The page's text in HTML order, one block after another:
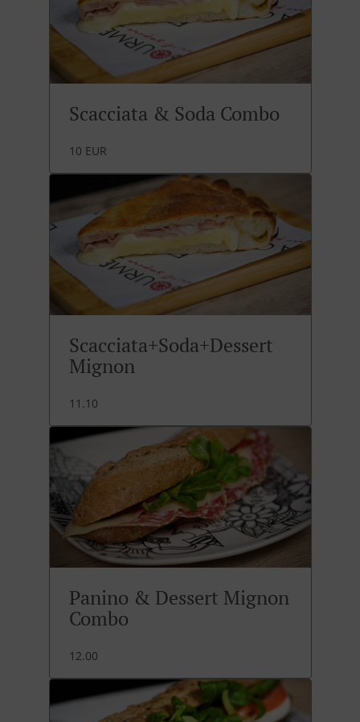
Scacciata & Soda Combo
10 EUR
Scacciata+Soda+Dessert
Mignon
11.10
Panino & Dessert Mignon
Combo
12.00